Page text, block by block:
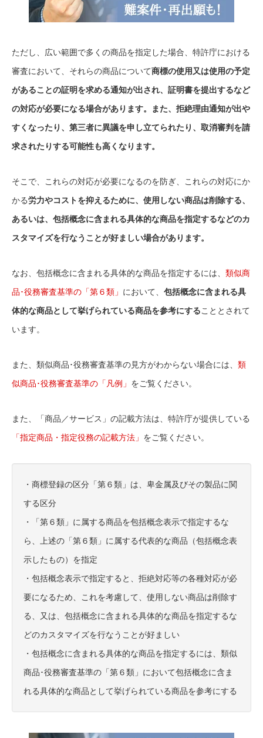
ただし、広い範囲で多くの商品を指定した場合、特許庁における
審査において、それらの商品について商標の使用又は使用の予定
があることの証明を求める通知が出され、証明書を提出するなど
の対応が必要になる場合があります。また、拒絶理由通知が出や
すくなったり、第三者に異議を申し立てられたり、取消審判を請
求されたりする可能性も高くなります。
そこで、これらの対応が必要になるのを防ぎ、これらの対応にか
かる労力やコストを抑えるために、使用しない商品は削除する、
あるいは、包括概念に含まれる具体的な商品を指定するなどのカ
スタマイズを行なうことが好ましい場合があります。
なお、包括概念に含まれる具体的な商品を指定するには、 類似商
品･役務審査基準の「第６類」 において、 包括概念に含まれる具
体的な商品として挙げられている商品を参考にすることとされて
います。
また、類似商品･役務審査基準の見方がわからない場合には、 類
似商品･役務審査基準の「凡例」 をご覧ください。
また、「商品／サービス」の記載方法は、特許庁が提供している
「指定商品・指定役務の記載方法」 をご覧ください。
・商標登録の区分「第６類」は、卑金属及びその製品に関
する区分
・「第６類」に属する商品を包括概念表示で指定するな
ら、上述の「第６類」に属する代表的な商品（包括概念表
示したもの）を指定
・包括概念表示で指定すると、拒絶対応等の各種対応が必
要になるため、これを考慮して、使用しない商品は削除す
る、又は、包括概念に含まれる具体的な商品を指定するな
どのカスタマイズを行なうことが好ましい
・包括概念に含まれる具体的な商品を指定するには、類似
商品･役務審査基準の「第６類」において包括概念に含ま
れる具体的な商品として挙げられている商品を参考にする